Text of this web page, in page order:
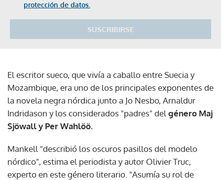
protección de datos.
SUSCRIBIRSE
El escritor sueco, que vivía a caballo entre Suecia y
Mozambique, era uno de los principales exponentes de
la novela negra nórdica junto a Jo Nesbo, Arnaldur
Indridason y los considerados "padres" del género Maj
Sjöwall y Per Wahlöö.
Mankell "describió los oscuros pasillos del modelo
nórdico", estima el periodista y autor Olivier Truc,
experto en este género literario. "Asumía su rol de